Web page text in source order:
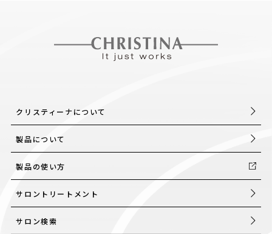
クリスティーナについて
製品について
製品の使い方
サロントリートメント
サロン検索